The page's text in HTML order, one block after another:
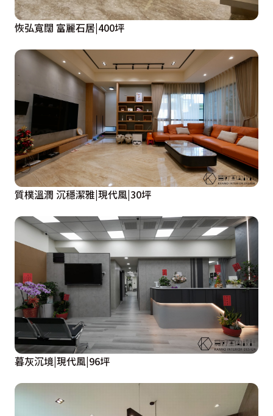
恢弘寬闊 富麗石居|400坪
質樸溫潤 沉穩潔雅|現代風|30坪
暮灰沉境|現代風|96坪